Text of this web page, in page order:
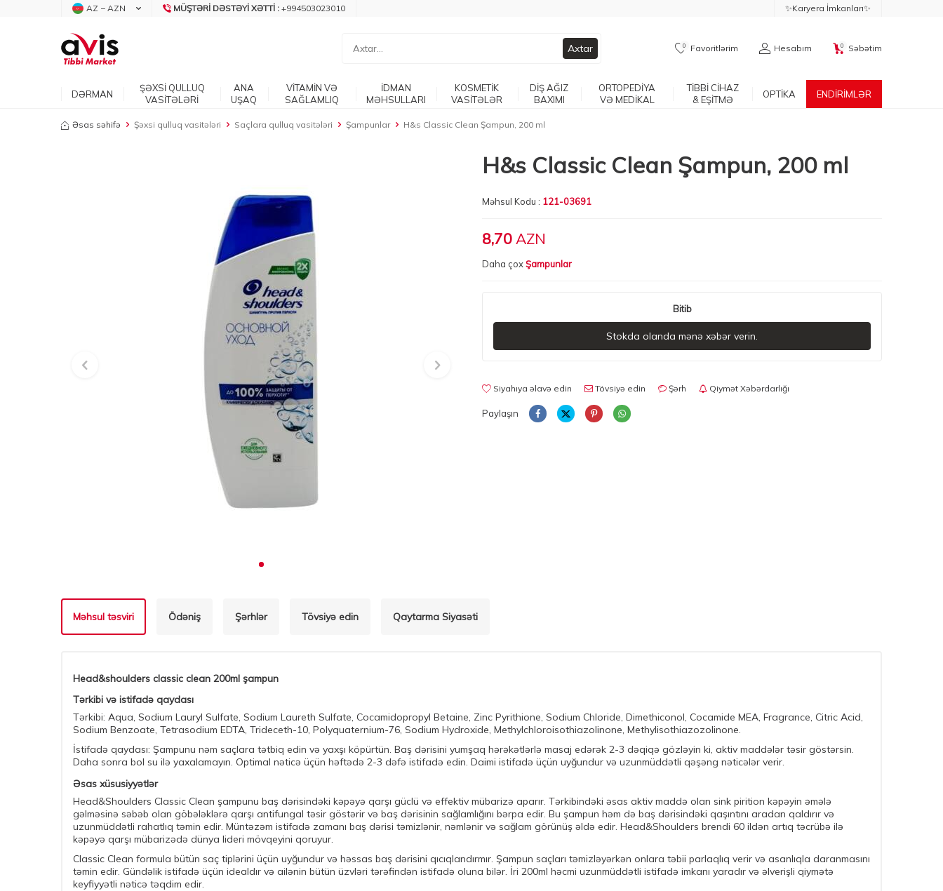
AZ − AZN MÜŞTƏRI DƏSTƏYI XƏTTI : +994503023010 ✨Karyera İmkanları✨
Axtar 0 Favoritlərim Hesabım 0 Səbətim
DƏRMAN
ŞƏXSİ QULLUQ
VASİTƏLƏRİ
ANA
UŞAQ
VİTAMİN VƏ
SAĞLAMLIQ
İDMAN
MƏHSULLARI
KOSMETİK
VASİTƏLƏR
DİŞ AĞIZ
BAXIMI
ORTOPEDİYA
VƏ MEDİKAL
TİBBİ CİHAZ
& EŞİTMƏ
OPTİKA ENDİRİMLƏR
Əsas səhifə Şəxsi qulluq vasitələri Saçlara qulluq vasitələri Şampunlar H&s Classic Clean Şampun, 200 ml
H&s Classic Clean Şampun, 200 ml
Məhsul Kodu : 121-03691
8,70 AZN
Daha çoxŞampunlar
Bitib
Stokda olanda mənə xəbər verin.
Siyahıya əlavə edin Tövsiyə edin Şərh Qiymət Xəbərdarlığı
Paylaşın
Məhsul təsviri Ödəniş Şərhlər Tövsiyə edin Qaytarma Siyasəti
Head&shoulders classic clean 200ml şampun
Tərkibi və istifadə qaydası
Tərkibi: Aqua, Sodium Lauryl Sulfate, Sodium Laureth Sulfate, Cocamidopropyl Betaine, Zinc Pyrithione, Sodium Chloride, Dimethiconol, Cocamide MEA, Fragrance, Citric Acid,
Sodium Benzoate, Tetrasodium EDTA, Trideceth-10, Polyquaternium-76, Sodium Hydroxide, Methylchloroisothiazolinone, Methylisothiazozolinone.
İstifadə qaydası: Şampunu nəm saçlara tətbiq edin və yaxşı köpürtün. Baş dərisini yumşaq hərəkətlərlə masaj edərək 2-3 dəqiqə gözləyin ki, aktiv maddələr təsir göstərsin.
Daha sonra bol su ilə yaxalamayın. Optimal nəticə üçün həftədə 2-3 dəfə istifadə edin. Daimi istifadə üçün uyğundur və uzunmüddətli qəşəng nəticələr verir.
Əsas xüsusiyyətlər
Head&Shoulders Classic Clean şampunu baş dərisindəki kəpəyə qarşı güclü və effektiv mübarizə aparır. Tərkibindəki əsas aktiv maddə olan sink pirition kəpəyin əmələ
gəlməsinə səbəb olan göbələklərə qarşı antifungal təsir göstərir və baş dərisinin sağlamlığını bərpa edir. Bu şampun həm də baş dərisindəki qaşıntını aradan qaldırır və
uzunmüddətli rahatlıq təmin edir. Müntəzəm istifadə zamanı baş dərisi təmizlənir, nəmlənir və sağlam görünüş əldə edir. Head&Shoulders brendi 60 ildən artıq təcrübə ilə
kəpəyə qarşı mübarizədə dünya lideri mövqeyini qoruyur.
Classic Clean formula bütün saç tiplərini üçün uyğundur və həssas baş dərisini qıcıqlandırmır. Şampun saçları təmizləyərkən onlara təbii parlaqlıq verir və asanlıqla daranmasını
təmin edir. Gündəlik istifadə üçün idealdır və ailənin bütün üzvləri tərəfindən istifadə oluna bilər. İri 200ml həcmi uzunmüddətli istifadə imkanı yaradır və əlverişli qiymətə
keyfiyyətli nəticə təqdim edir.